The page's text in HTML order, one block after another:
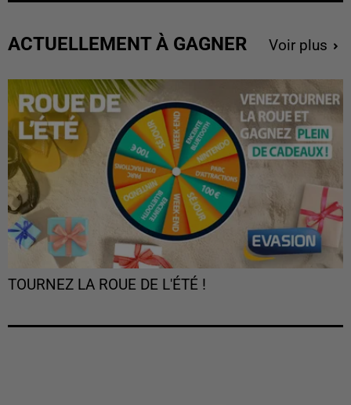
ACTUELLEMENT À GAGNER Voir plus
TOURNEZ LA ROUE DE L'ÉTÉ !